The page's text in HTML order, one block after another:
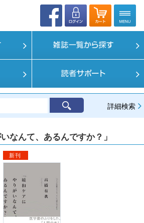
詳細検索
なんて、あるんですか？」
新刊